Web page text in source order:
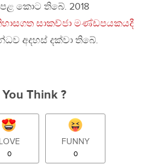
කොට තිබේ. 2018
සාකච්ජා මණ්ඩපයකයදී
අදහස් දක්වා තිබේ.
Think ?
LOVE
0
FUNNY
0